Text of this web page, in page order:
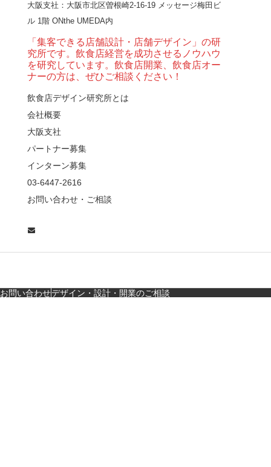
とライブ感を両立した
和モダン串揚げ店。
「…
【Queux Norme（クゥ
ノルム）】女子会にお
薦めな&…
な店舗デザイン
料理・個室の距離感か
大阪支社 ：大阪市北区曽根崎2-16-19 メッセージ梅田ビ
ル 1階 ONthe UMEDA内
「集客できる店舗設計・店舗デザイン」の研
究所です。飲食店経営を成功させるノウハウ
を研究しています。飲食店開業、飲食店オー
ナーの方は、ぜひご相談ください！
飲食店デザイン研究所とは
会社概要
大阪支社
パートナー募集
インターン募集
03-6447-2616
お問い合わせ・ご相談
お問い合わせデザイン・設計・開業のご相談